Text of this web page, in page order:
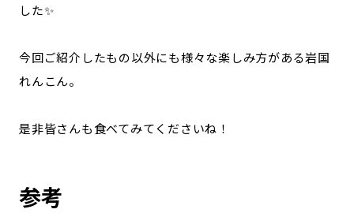
した✨
今回ご紹介したもの以外にも様々な楽しみ方がある岩国
れんこん。
是非皆さんも食べてみてくださいね！
参考